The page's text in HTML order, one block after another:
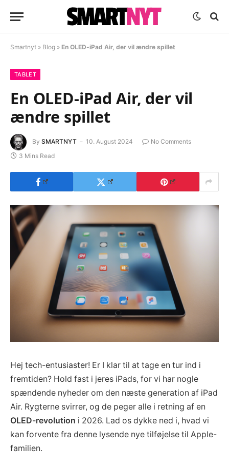
Smartnyt » Blog » En OLED-iPad Air, der vil ændre spillet
TABLET
En OLED-iPad Air, der vil
ændre spillet
By SMARTNYT 10. August 2024
No Comments
3 Mins Read
Hej tech-entusiaster! Er I klar til at tage en tur ind i
fremtiden? Hold fast i jeres iPads, for vi har nogle
spændende nyheder om den næste generation af iPad
Air. Rygterne svirrer, og de peger alle i retning af en
OLED-revolution i 2026. Lad os dykke ned i, hvad vi
kan forvente fra denne lysende nye tilføjelse til Apple-
familien.